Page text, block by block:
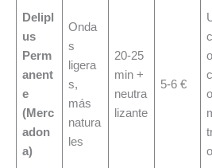
Delipl
us
Perm
anent
e
(Merc
adon
a)
Onda
s
ligera
s,
más
natura
les
20-25
min +
neutra
lizante
5-6 €